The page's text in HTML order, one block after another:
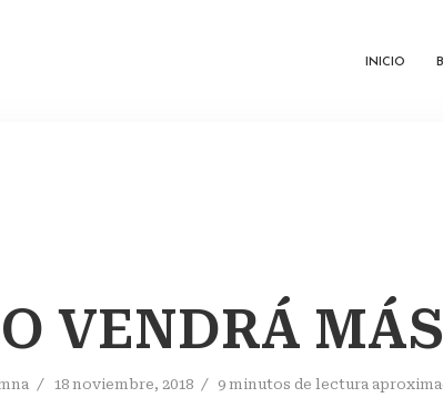
INICIO
VENDRÁ MÁS
18 noviembre, 2018
9 minutos de lectura